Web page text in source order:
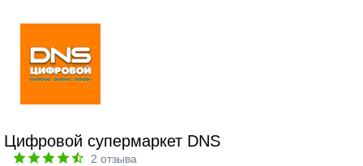
Цифровой супермаркет DNS
2 отзыва